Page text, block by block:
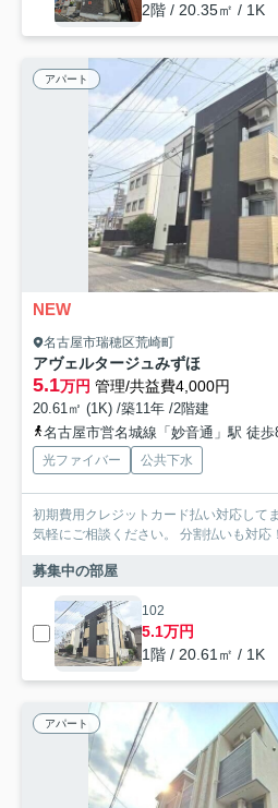
2階 / 20.35㎡ / 1K
アパート
NEW
名古屋市瑞穂区荒崎町
アヴェルタージュみずほ
5.1万円 管理/共益費4,000円
20.61㎡ (1K) /築11年 /2階建
名古屋市営名城線「妙音通」駅 徒歩
光ファイバー 公共下水
初期費用クレジットカード払い対応してます。 入居費用が心配
気軽にご相談ください。 分割払いも対応
募集中の部屋
102
5.1万円
1階 / 20.61㎡ / 1K
アパート